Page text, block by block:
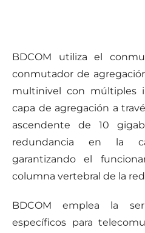
BDCOM utiliza el
conmutador de
multinivel con múltiples
capa de agregación a
ascendente de 10
redundancia en la
garantizando el
columna vertebral de la
BDCOM emplea la
específicos para